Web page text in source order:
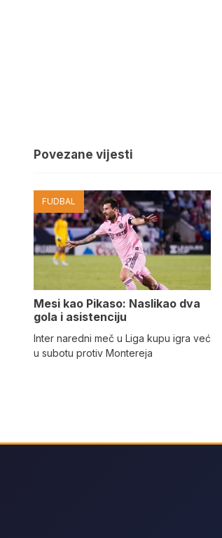
Povezane vijesti
FUDBAL
Mesi kao Pikaso: Naslikao dva
gola i asistenciju
Inter naredni meč u Liga kupu igra već
u subotu protiv Montereja